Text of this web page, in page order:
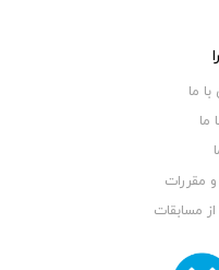
ما
ما
مقررات
مسابقات